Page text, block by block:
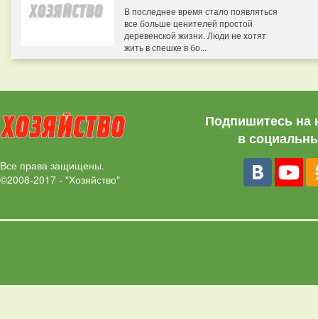
В последнее время стало появляться
все больше ценителей простой
деревенской жизни. Люди не хотят
жить в спешке в бо...
Все права защищены.
©2008-2017 - "Хозяйство"
Подпишитесь на
в